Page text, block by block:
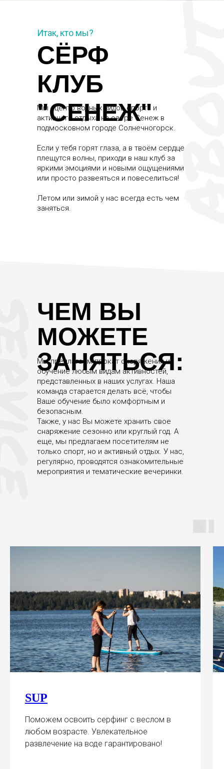
СЁРФ
КЛУБ
"СЕНЕЖ"
Итак, кто мы?
Мы - центр водных видов спорта и
активного отдыха на озере Сенеж в
подмосковном городе Солнечногорск.
Если у тебя горят глаза, а в твоём сердце
плещутся волны, приходи в наш клуб за
яркими эмоциями и новыми ощущениями
или просто развеяться и повеселиться!
Летом или зимой у нас всегда есть чем
заняться.
ЧЕМ ВЫ
МОЖЕТЕ
ЗАНЯТЬСЯ:
Мы предлагаем прокат снаряжения и
обучение любым видам активностей,
представленных в наших услугах. Наша
команда старается делать всё, чтобы
Ваше обучение было комфортным и
безопасным.
Также, у нас Вы можете хранить свое
снаряжение сезонно или круглый год. А
еще, мы предлагаем посетителям не
только спорт, но и активный отдых. У нас,
регулярно, проводятся ознакомительные
мероприятия и тематические вечеринки.
SUP
Поможем освоить серфинг с веслом в
любом возрасте. Увлекательное
развлечение на воде гарантировано!